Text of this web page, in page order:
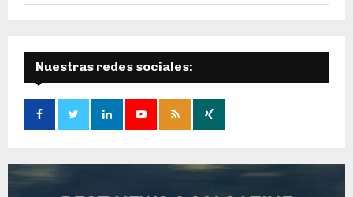
d
a
e
Ú
S
Nuestras redes sociales: